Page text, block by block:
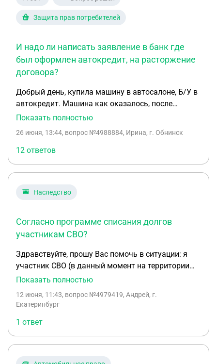
производство за неосновательное обогащение ,
вопрос аналогичный - могу ли я их списать ( ип
Защита прав потребителей
И надо ли написать заявление в банк где
был оформлен автокредит, на расторжение
договора?
Добрый день, купила машину в автосалоне, Б/У в
автокредит. Машина как оказалось, после
проверки через день в диагностическом центре
недочетов не значительных, и самое главное
двигатель на замену. Плюс были откручены
рулевые наконечники, что могло спровоцировать
аварию, с неизвестным последствиями. Машина
кредит оформлен почти 17000000, а в договоре
Так как в салоне сказали разница остаётся им!
Так как эти 340000 тыс якобы вертульные. Но с
средств, хотя деньги мне никто не давал. На мою
претензию и мои условия получила пока в устной
форме отказ. Попросила прислать мне всё в
письменном виде. Какие мои дальнейшие
действия, через сколько мне идти в прокуратуру?
оформлен автокредит, на расторжение договора?
Показать полностью
26 июня, 13:44, вопрос №4988884, Ирина, г. Обнинск
12 ответов
Наследство
Согласно программе списания долгов
участникам СВО?
Здравствуйте, прошу Вас помочь в ситуации: я
участник СВО (в данный момент на территории
проведения СВО) , у меня умер отец, у него
наследство перейдет ли долг мне и могу ли я
по наследству, как участник СВО. Согласно
программе списания долгов участникам СВО?
Показать полностью
12 июня, 11:43, вопрос №4979419, Андрей, г.
Екатеринбург
1 ответ